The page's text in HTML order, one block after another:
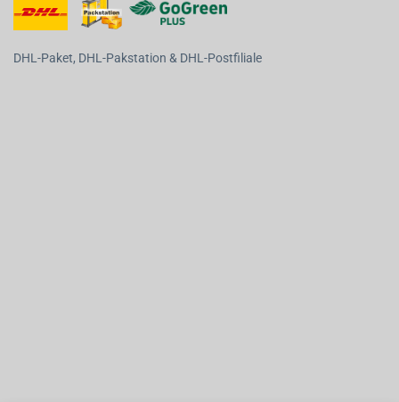
DHL-Paket, DHL-Pakstation & DHL-Postfiliale